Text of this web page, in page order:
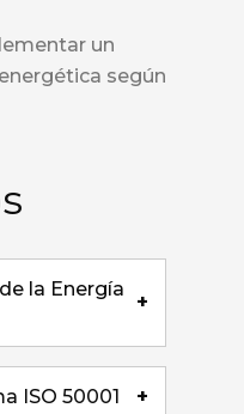
un
según
la Energía
+
ISO 50001 +